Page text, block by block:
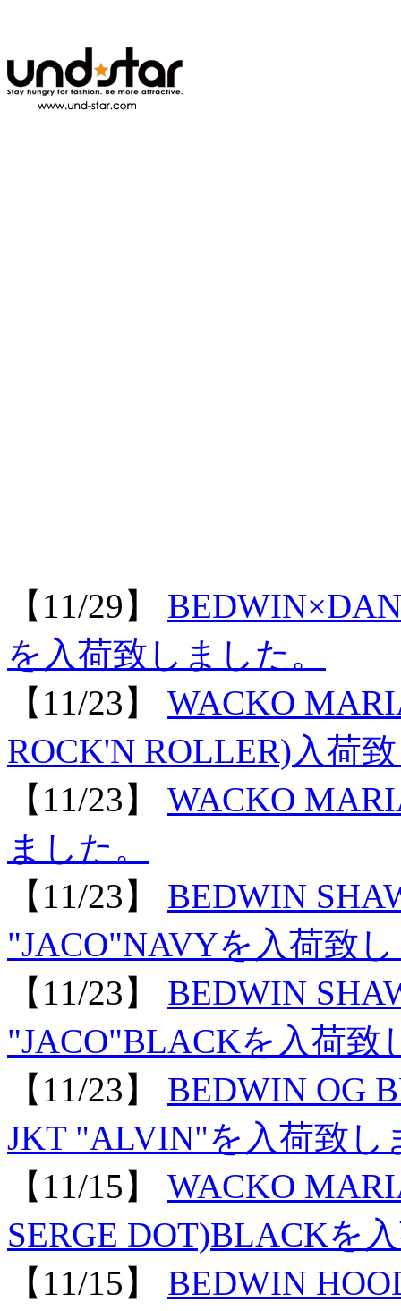
【11/29】
を入荷致しました。
【11/23】 WACKO
ROCK'N ROLLER)入荷
【11/23】 WACKO
ました。
【11/23】 BEDWIN
"JACO"NAVYを入荷致
【11/23】 BEDWIN
"JACO"BLACKを入荷致
【11/23】 BEDWIN OG
JKT "ALVIN"を入荷致し
【11/15】 WACKO
SERGE DOT)BLACKを
【11/15】 BEDWIN